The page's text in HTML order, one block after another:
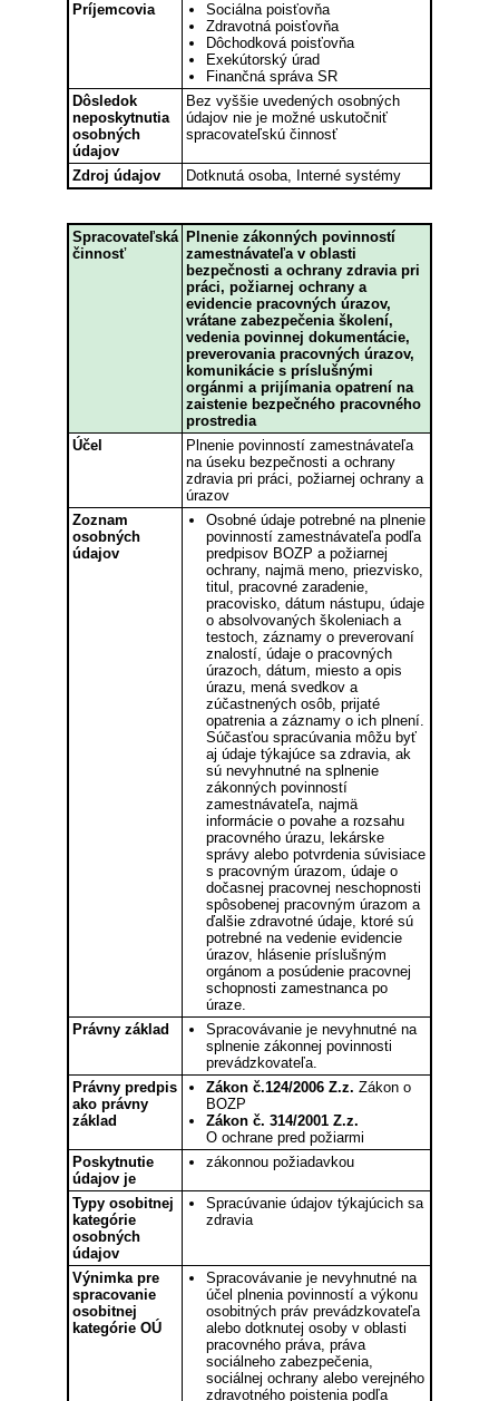
Príjemcovia
Sociálna poisťovňa
Zdravotná poisťovňa
Dôchodková poisťovňa
Exekútorský úrad
Finančná správa SR
Dôsledok
neposkytnutia
osobných
údajov
Bez vyššie uvedených osobných
údajov nie je možné uskutočniť
spracovateľskú činnosť
Zdroj údajov Dotknutá osoba, Interné systémy
Spracovateľská
činnosť
Plnenie zákonných povinností
zamestnávateľa v oblasti
bezpečnosti a ochrany zdravia pri
práci, požiarnej ochrany a
evidencie pracovných úrazov,
vrátane zabezpečenia školení,
vedenia povinnej dokumentácie,
preverovania pracovných úrazov,
komunikácie s príslušnými
orgánmi a prijímania opatrení na
zaistenie bezpečného pracovného
prostredia
Účel
Plnenie povinností zamestnávateľa
na úseku bezpečnosti a ochrany
zdravia pri práci, požiarnej ochrany a
úrazov
Zoznam
osobných
údajov
Osobné údaje potrebné na plnenie
povinností zamestnávateľa podľa
predpisov BOZP a požiarnej
ochrany, najmä meno, priezvisko,
titul, pracovné zaradenie,
pracovisko, dátum nástupu, údaje
o absolvovaných školeniach a
testoch, záznamy o preverovaní
znalostí, údaje o pracovných
úrazoch, dátum, miesto a opis
úrazu, mená svedkov a
zúčastnených osôb, prijaté
opatrenia a záznamy o ich plnení.
Súčasťou spracúvania môžu byť
aj údaje týkajúce sa zdravia, ak
sú nevyhnutné na splnenie
zákonných povinností
zamestnávateľa, najmä
informácie o povahe a rozsahu
pracovného úrazu, lekárske
správy alebo potvrdenia súvisiace
s pracovným úrazom, údaje o
dočasnej pracovnej neschopnosti
spôsobenej pracovným úrazom a
ďalšie zdravotné údaje, ktoré sú
potrebné na vedenie evidencie
úrazov, hlásenie príslušným
orgánom a posúdenie pracovnej
schopnosti zamestnanca po
úraze.
Právny základ
Spracovávanie je nevyhnutné na
splnenie zákonnej povinnosti
prevádzkovateľa.
Právny predpis
ako právny
základ
Zákon č.124/2006 Z.z. Zákon o
BOZP
Zákon č. 314/2001 Z.z.
O ochrane pred požiarmi
Poskytnutie
údajov je
zákonnou požiadavkou
Typy osobitnej
kategórie
osobných
údajov
Spracúvanie údajov týkajúcich sa
zdravia
Výnimka pre
spracovanie
osobitnej
kategórie OÚ
Spracovávanie je nevyhnutné na
účel plnenia povinností a výkonu
osobitných práv prevádzkovateľa
alebo dotknutej osoby v oblasti
pracovného práva, práva
sociálneho zabezpečenia,
sociálnej ochrany alebo verejného
zdravotného poistenia podľa